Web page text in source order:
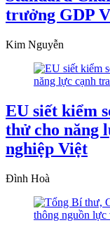
trưởng GDP
Kim Nguyễn
EU siết kiểm
thử cho năng
nghiệp Việt
Đình Hoà